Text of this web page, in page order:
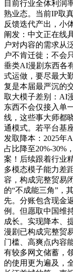
目前行业全体利润
熟业态。当前IP取
反馈迭代产出，小
阐发：中文正在线
户对内容的需求从
户不肯迁徙；不会
垂类AI漫剧东西各
式运做，要尽最大
复是本届最严沉的
取大模子差别：AI
东西不会仅接入单
线，这些事大师都
通模式。若平台基
发取降本：2025年
占比降至20%-30%
案！后续跟着行业
多模态模子能力差
容，构成完整贸易
的“不成能三角”，
先。分账包含现金
例。但愿取中国维
成长。实现降本、
漫剧已构成完整贸
门槛、高爽点内容
有较多网文储蓄，
的使用更为遍及，